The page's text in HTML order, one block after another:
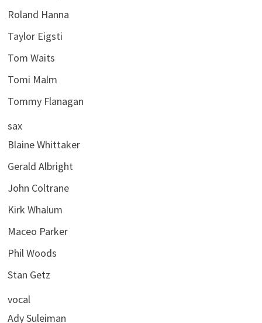
Roland Hanna
Taylor Eigsti
Tom Waits
Tomi Malm
Tommy Flanagan
sax
Blaine Whittaker
Gerald Albright
John Coltrane
Kirk Whalum
Maceo Parker
Phil Woods
Stan Getz
vocal
Ady Suleiman